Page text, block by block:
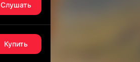
Слушать
Купить